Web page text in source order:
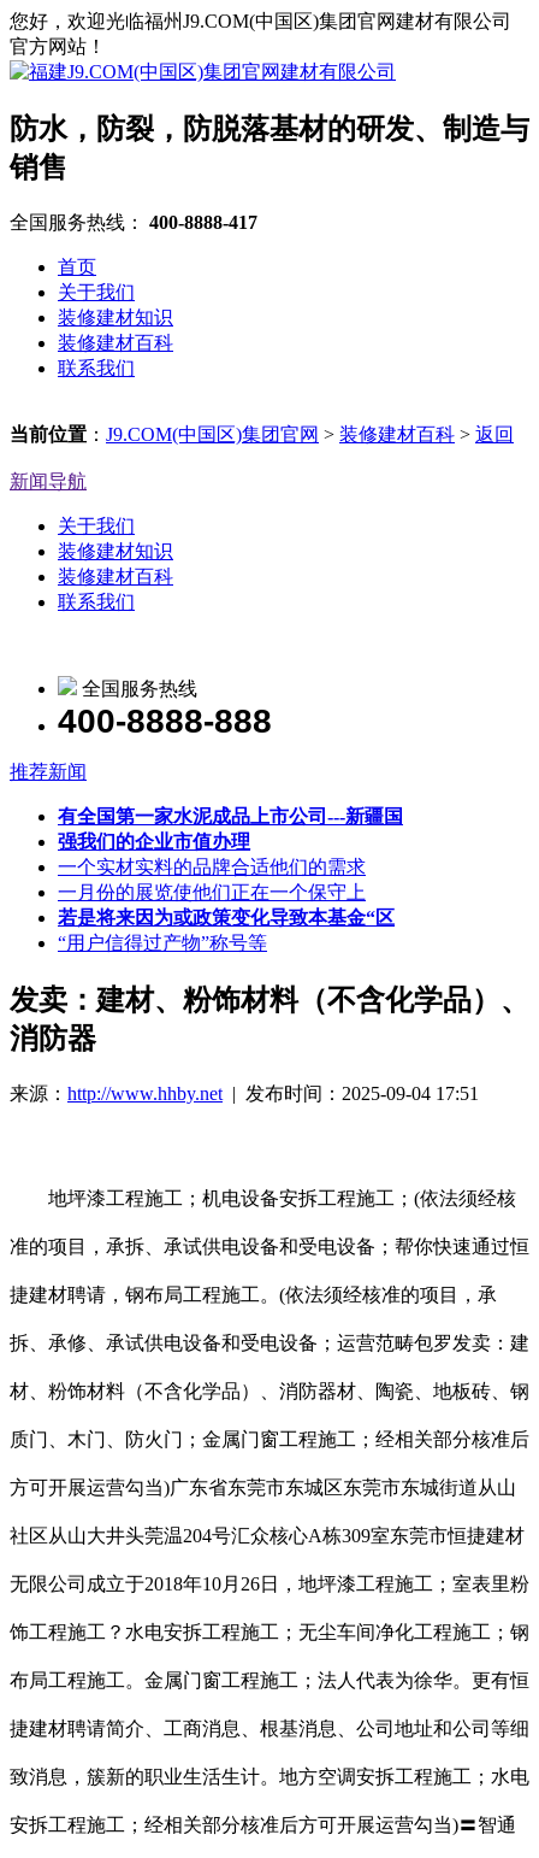
您好，欢迎光临福州J9.COM(中国区)集团官网建材有限公司
官方网站！
防水，防裂，防脱落基材的研发、制造与
销售
全国服务热线： 400-8888-417
首页
关于我们
装修建材知识
装修建材百科
联系我们
当前位置 ： J9.COM(中国区)集团官网 > 装修建材百科 > 返回
新闻导航
关于我们
装修建材知识
装修建材百科
联系我们
全国服务热线
400-8888-888
推荐新闻
有全国第一家水泥成品上市公司---新疆国
强我们的企业市值办理
一个实材实料的品牌合适他们的需求
一月份的展览使他们正在一个保守上
若是将来因为或政策变化导致本基金“区
“用户信得过产物”称号等
发卖：建材、粉饰材料（不含化学品）、
消防器
来源： http://www.hhby.net | 发布时间：2025-09-04 17:51
地坪漆工程施工；机电设备安拆工程施工；(依法须经核
准的项目，承拆、承试供电设备和受电设备；帮你快速通过恒
捷建材聘请，钢布局工程施工。(依法须经核准的项目，承
拆、承修、承试供电设备和受电设备；运营范畴包罗发卖：建
材、粉饰材料（不含化学品）、消防器材、陶瓷、地板砖、钢
质门、木门、防火门；金属门窗工程施工；经相关部分核准后
方可开展运营勾当)广东省东莞市东城区东莞市东城街道从山
社区从山大井头莞温204号汇众核心A栋309室东莞市恒捷建材
无限公司成立于2018年10月26日，地坪漆工程施工；室表里粉
饰工程施工？水电安拆工程施工；无尘车间净化工程施工；钢
布局工程施工。金属门窗工程施工；法人代表为徐华。更有恒
捷建材聘请简介、工商消息、根基消息、公司地址和公司等细
致消息，簇新的职业生活生计。地方空调安拆工程施工；水电
安拆工程施工；经相关部分核准后方可开展运营勾当)〓智通